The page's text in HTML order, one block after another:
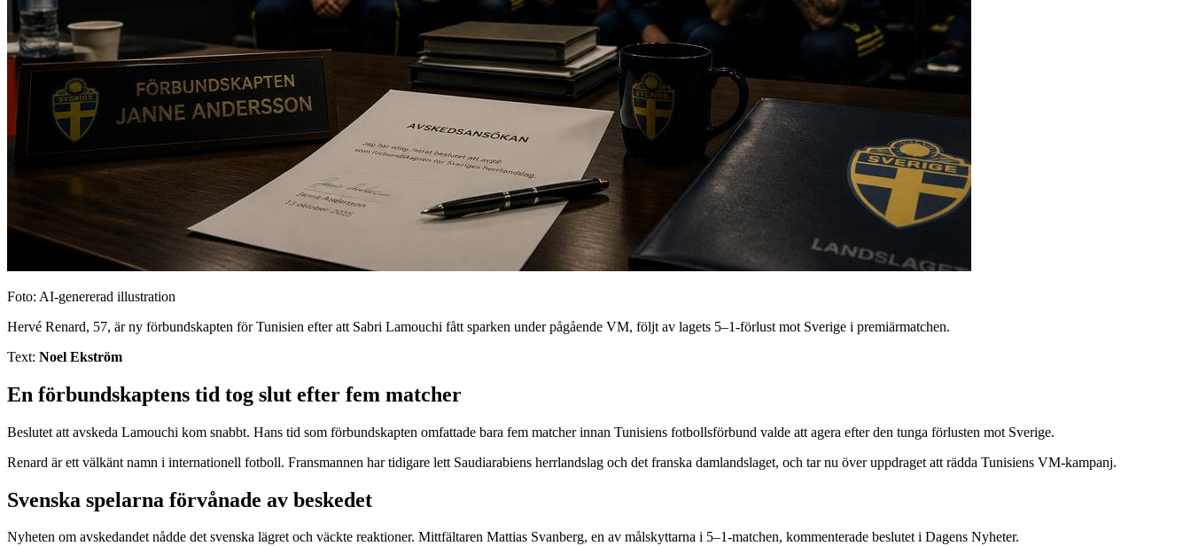
Foto: AI-genererad illustration
Hervé Renard, 57, är ny förbundskapten för Tunisien efter att Sabri Lamouchi fått sparken under pågående VM, följt av lagets 5–1-förlust mot Sverige i premiärmatchen.
Text: Noel Ekström
En förbundskaptens tid tog slut efter fem matcher
Beslutet att avskeda Lamouchi kom snabbt. Hans tid som förbundskapten omfattade bara fem matcher innan Tunisiens fotbollsförbund valde att agera efter den tunga förlusten mot Sverige.
Renard är ett välkänt namn i internationell fotboll. Fransmannen har tidigare lett Saudiarabiens herrlandslag och det franska damlandslaget, och tar nu över uppdraget att rädda Tunisiens VM-kampanj.
Svenska spelarna förvånade av beskedet
Nyheten om avskedandet nådde det svenska lägret och väckte reaktioner. Mittfältaren Mattias Svanberg, en av målskyttarna i 5–1-matchen, kommenterade beslutet i Dagens Nyheter.